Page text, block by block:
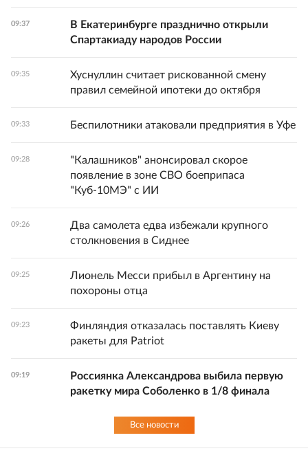
09:37
В Екатеринбурге празднично открыли
Спартакиаду народов России
09:35
Хуснуллин считает рискованной смену
правил семейной ипотеки до октября
09:33 Беспилотники атаковали предприятия в Уфе
09:28
"Калашников" анонсировал скорое
появление в зоне СВО боеприпаса
"Куб-10МЭ" с ИИ
09:26
Два самолета едва избежали крупного
столкновения в Сиднее
09:25
Лионель Месси прибыл в Аргентину на
похороны отца
09:23
Финляндия отказалась поставлять Киеву
ракеты для Patriot
09:19
Россиянка Александрова выбила первую
ракетку мира Соболенко в 1/8 финала
Все новости